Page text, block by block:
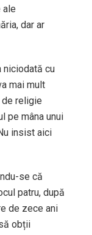
ale
dar ar
niciodată cu
mai mult
de religie
pe mâna unui
insist aici
se că
patru, după
de zece ani
obții